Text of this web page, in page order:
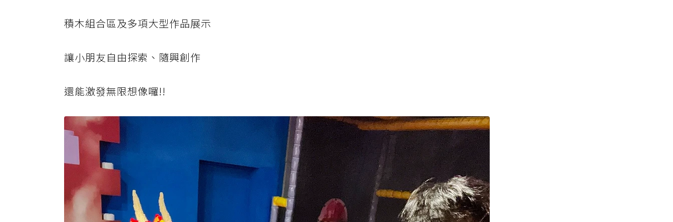
積木組合區及多項大型作品展示
讓小朋友自由探索、隨興創作
還能激發無限想像囉!!